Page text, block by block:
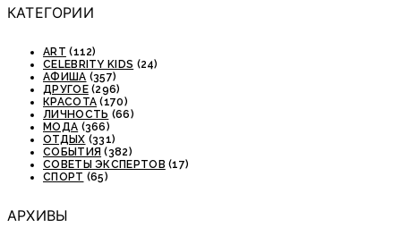
КАТЕГОРИИ
ART (112)
CELEBRITY KIDS (24)
АФИША (357)
ДРУГОЕ(296)
КРАСОТА (170)
ЛИЧНОСТЬ (66)
МОДА (366)
ОТДЫХ (331)
СОБЫТИЯ (382)
СОВЕТЫ ЭКСПЕРТОВ (17)
СПОРТ (65)
АРХИВЫ